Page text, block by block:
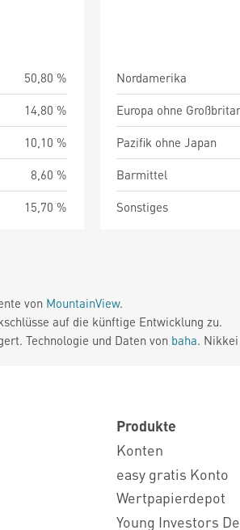
50,80 %
14,80 %
10,10 %
8,60 %
15,70 %
Nordamerika
Europa ohne
Pazifik ohne Japan
Barmittel
Sonstiges
von MountainView.
auf die künftige Entwicklung zu.
Technologie und Daten von baha.
Produkte
Konten
easy gratis Konto
Wertpapierdepot
Young Investors